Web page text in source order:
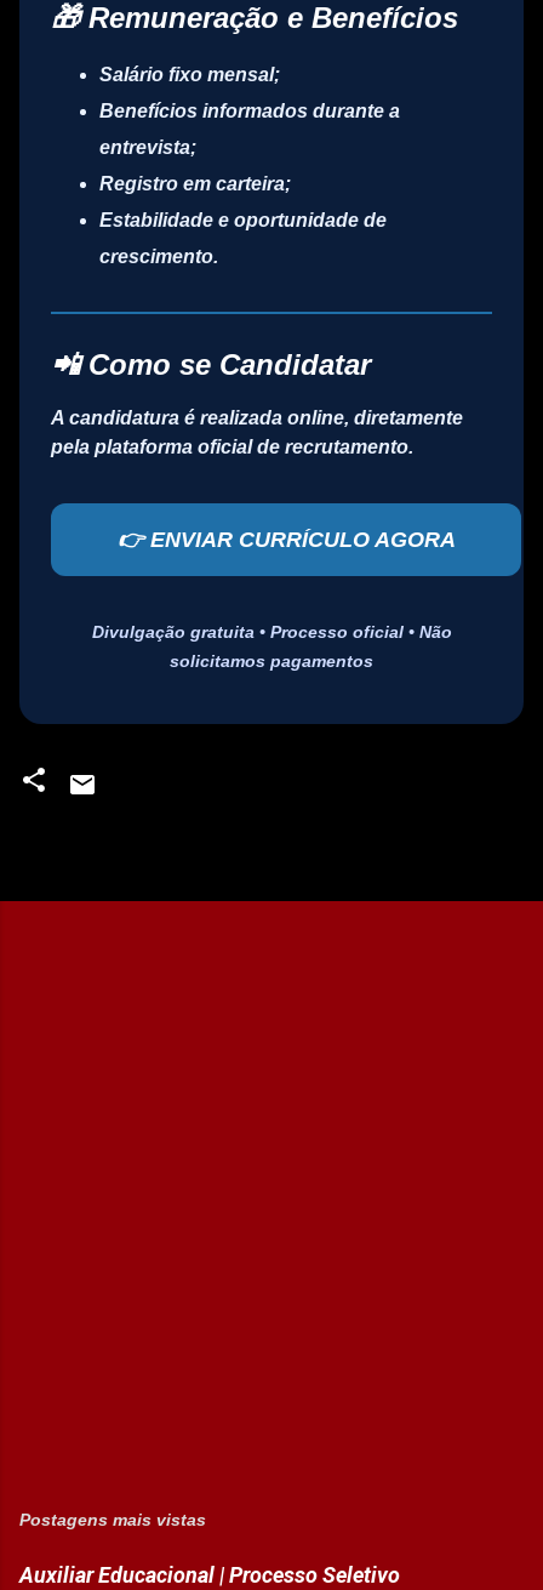
🎁 Remuneração e Benefícios
Salário fixo mensal;
Benefícios informados durante a
entrevista;
Registro em carteira;
Estabilidade e oportunidade de
crescimento.
📲 Como se Candidatar
A candidatura é realizada online, diretamente
pela plataforma oficial de recrutamento.
👉 ENVIAR CURRÍCULO AGORA
Divulgação gratuita • Processo oficial • Não
solicitamos pagamentos
Postagens mais vistas
Auxiliar Educacional | Processo Seletivo